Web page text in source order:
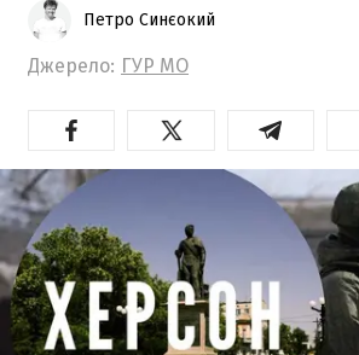
Петро Синєокий
Джерело: ГУР МО